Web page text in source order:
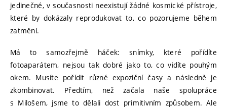
jedinečné, v současnosti neexistují žádné kosmické přístroje,
které by dokázaly reprodukovat to, co pozorujeme během
zatmění.
Má to samozřejmě háček: snímky, které pořídíte
fotoaparátem, nejsou tak dobré jako to, co vidíte pouhým
okem. Musíte pořídit různé expoziční časy a následně je
zkombinovat. Předtím, než začala naše spolupráce
s Milošem, jsme to dělali dost primitivním způsobem. Ale